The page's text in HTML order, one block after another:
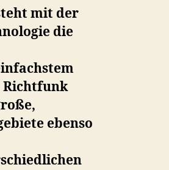
mit der
die
Richtfunk
ebenso